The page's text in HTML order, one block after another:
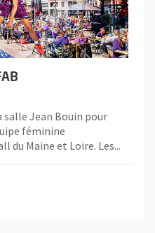
salle Jean Bouin pour
féminine
du Maine et Loire. Les...